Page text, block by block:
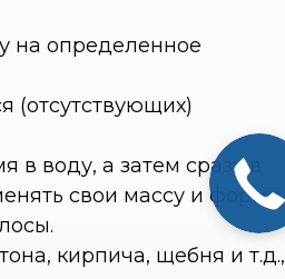
на определенное
(отсутствующих)
воду, а затем сразу в
свои массу и форму.
кирпича, щебня и т.д.,